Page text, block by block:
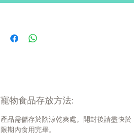
營養分析 :
Crude Protein Min 46%
1,000,000,000 CFU/lbs
寵物食品存放方法:
產品需儲存於陰涼乾爽處。開封後請盡快於
限期內食用完畢。